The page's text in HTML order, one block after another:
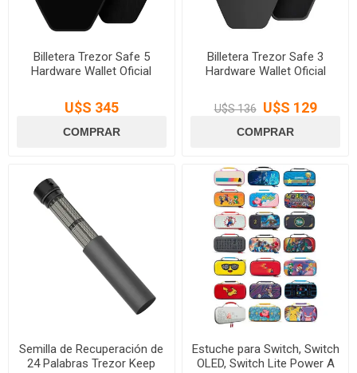
Billetera Trezor Safe 5
Hardware Wallet Oficial
U$S 345
Billetera Trezor Safe 3
Hardware Wallet Oficial
U$S 136 U$S 129
Semilla de Recuperación de
24 Palabras Trezor Keep
Estuche para Switch, Switch
OLED, Switch Lite Power A